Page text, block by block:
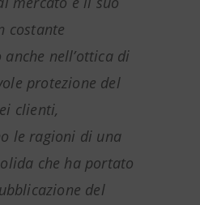
costante
nell’ottica di
protezione del
clienti,
le ragioni di una
che ha portato
del